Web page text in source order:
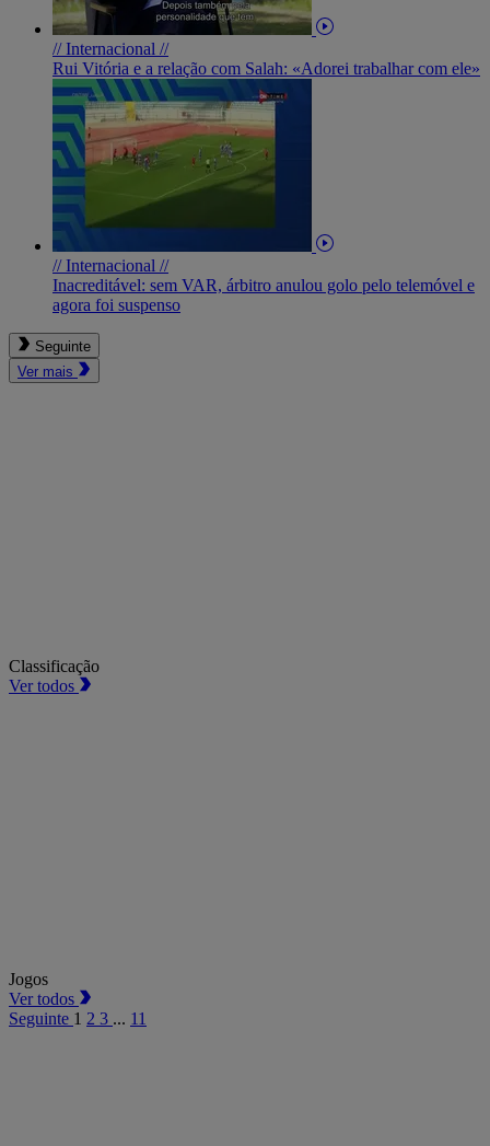
// Internacional //
Rui Vitória e a relação com Salah: «Adorei trabalhar com ele»
// Internacional //
Inacreditável: sem VAR, árbitro anulou golo pelo telemóvel e
agora foi suspenso
Seguinte
Ver mais
Classificação
Ver todos
Jogos
Ver todos
Seguinte 1 2 3 ... 11